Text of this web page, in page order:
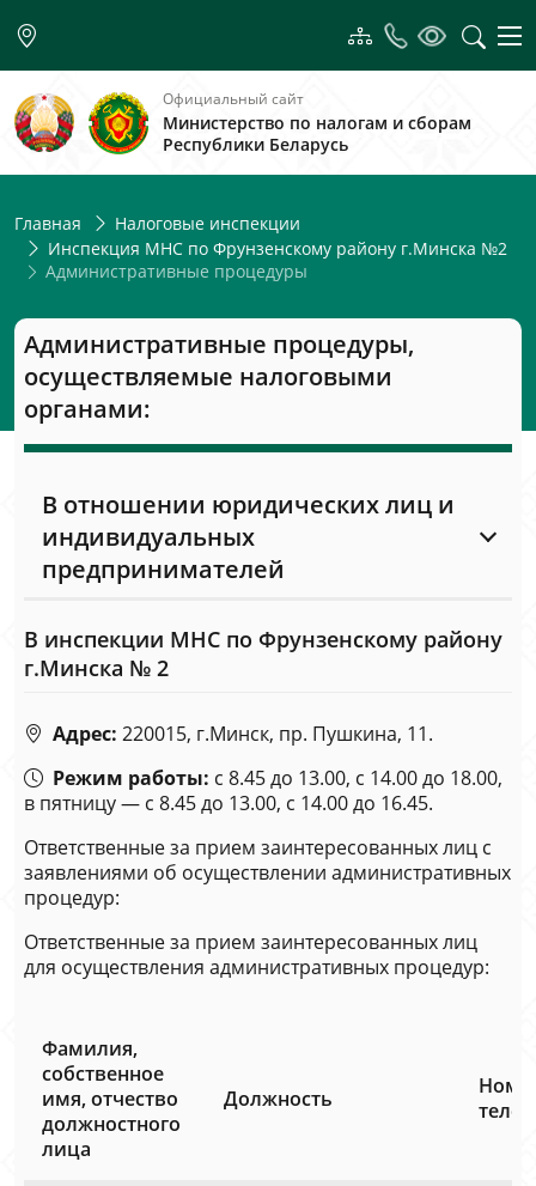
Официальный сайт
Министерство по налогам и сборам
Республики Беларусь
Главная
Налоговые инспекции
Инспекция МНС по Фрунзенскому району г.Минска №2
Административные процедуры
Административные процедуры,
осуществляемые налоговыми
органами:
В отношении юридических лиц и
индивидуальных
предпринимателей
В инспекции МНС по Фрунзенскому району
г.Минска № 2
Адрес: 220015, г.Минск, пр. Пушкина, 11.
Режим работы: с 8.45 до 13.00, с 14.00 до 18.00,
в пятницу — с 8.45 до 13.00, с 14.00 до 16.45.
Ответственные за прием заинтересованных лиц с
заявлениями об осуществлении административных
процедур:
Ответственные за прием заинтересованных лиц
для осуществления административных процедур:
Фамилия,
собственное
имя, отчество
должностного
лица
Должность